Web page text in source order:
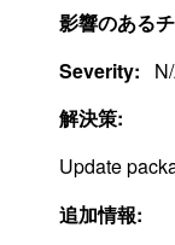
影響のある
Severity:
解決策:
Update
追加情報: